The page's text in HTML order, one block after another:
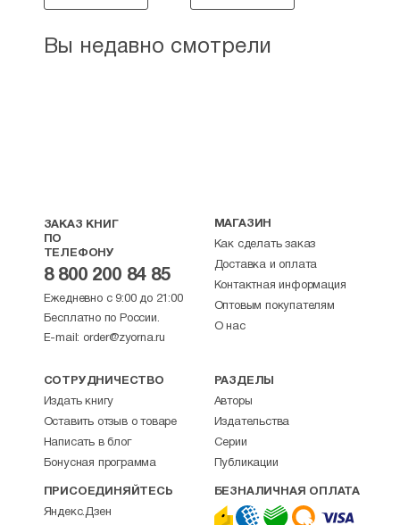
Вы недавно смотрели
ЗАКАЗ КНИГ
ПО
ТЕЛЕФОНУ
8 800 200 84 85
Ежедневно с 9:00 до 21:00
Бесплатно по России.
E-mail: order@zyorna.ru
МАГАЗИН
Как сделать заказ
Доставка и оплата
Контактная информация
Оптовым покупателям
О нас
СОТРУДНИЧЕСТВО
Издать книгу
Оставить отзыв о товаре
Написать в блог
Бонусная программа
РАЗДЕЛЫ
Авторы
Издательства
Серии
Публикации
ПРИСОЕДИНЯЙТЕСЬ
Яндекс.Дзен
БЕЗНАЛИЧНАЯ ОПЛАТА